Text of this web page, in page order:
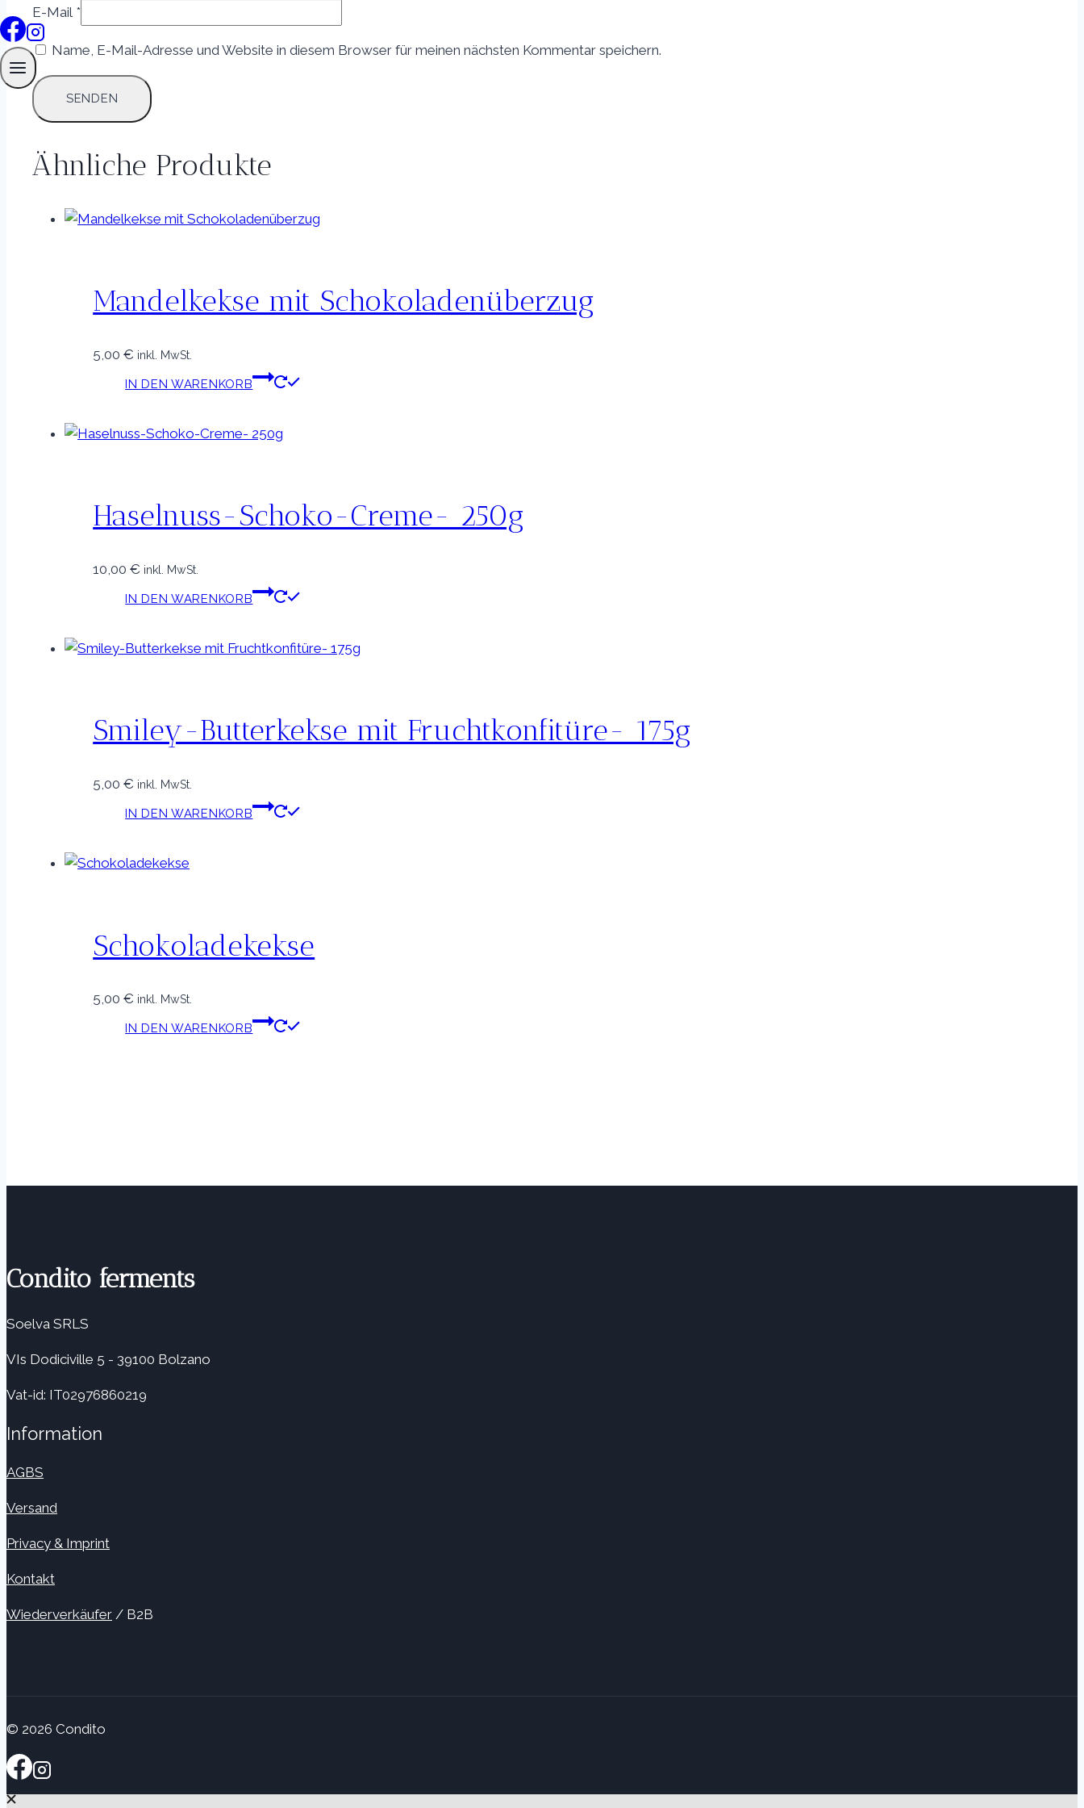
E-Mail *
Name, E-Mail-Adresse und Website in diesem Browser für meinen nächsten Kommentar speichern.
Ähnliche Produkte
Mandelkekse mit Schokoladenüberzug
5,00€ inkl. MwSt.
IN DEN WARENKORB
Haselnuss-Schoko-Creme- 250g
10,00€ inkl. MwSt.
IN DEN WARENKORB
Smiley-Butterkekse mit Fruchtkonfitüre- 175g
5,00€ inkl. MwSt.
IN DEN WARENKORB
Schokoladekekse
5,00€ inkl. MwSt.
IN DEN WARENKORB
Condito ferments
Soelva SRLS
VIs Dodiciville 5 - 39100 Bolzano
Vat-id: IT02976860219
Information
AGBS
Versand
Privacy & Imprint
Kontakt
Wiederverkäufer / B2B
© 2026 Condito